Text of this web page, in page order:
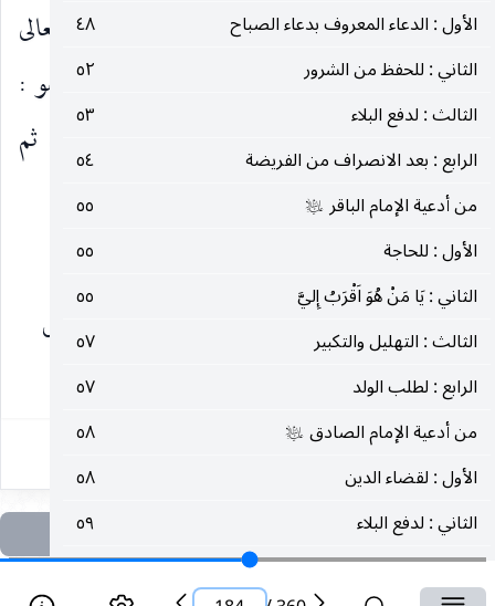
الأول : الدعاء المعروف بدعاء الصباح
٤٨
الثاني : للحفظ من الشرور
٥٢
الثالث : لدفع البلاء
٥٣
الرابع : بعد الانصراف من الفريضة
٥٤
من أدعية الإمام الباقر عليه‌السلام
٥٥
الأول : للحاجة
٥٥
الثاني : يَا مَنْ هُوَ اَقْرَبُ إِليَّ
٥٥
الثالث : التهليل والتكبير
٥٧
الرابع : لطلب الولد
٥٧
من أدعية الإمام الصادق عليه‌السلام
٥٨
الأول : لقضاء الدين
٥٨
الثاني : لدفع البلاء
٥٩
الثالث : الصلاة على النبي وآلهصلى‌الله‌عليه‌وآله‌وسلم
٦٠
جاء في منهاج الصالحين للسيد الخوئي رحمه الله تعالى
(ج ١ ص ١٨٤) قال : تسبيح الزهراء
عليها‌السلام
وهو :
التكبير أربعاً وثلاثين ، ثم الحمد ثلاثاً وثلاثين ، ثم
التسبيح ثلاثاً وثلاثين.
ومما جاء في ذلك من الروايات الشريفة ، منها :
ما روي عن محمد بن عذافر قال : دخلت مع أبي على